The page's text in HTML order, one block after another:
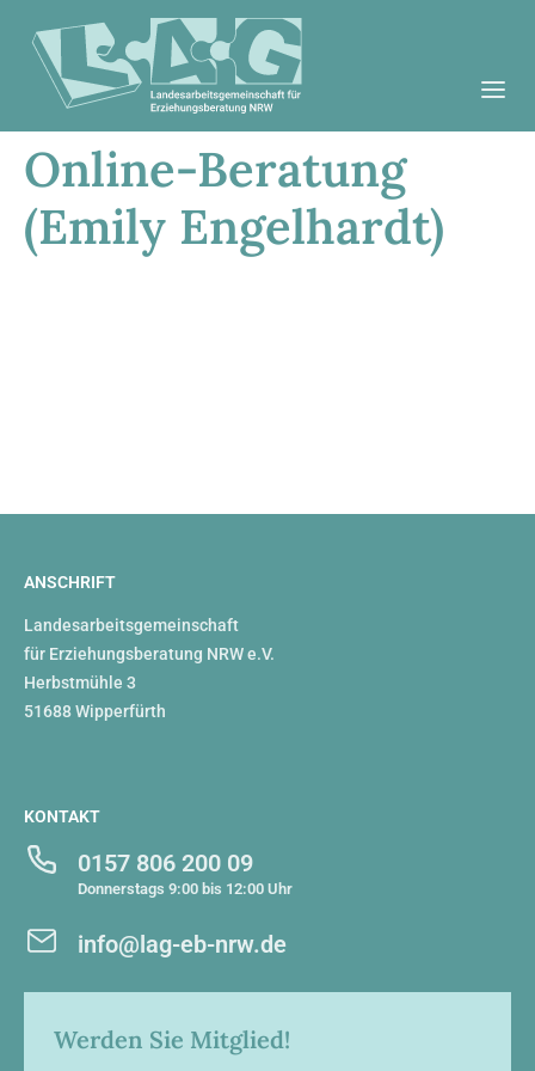
Online-Beratung
(Emily Engelhardt)
ANSCHRIFT
Landesarbeitsgemeinschaft
für Erziehungsberatung NRW e.V.
Herbstmühle 3
51688 Wipperfürth
KONTAKT
0157 806 200 09
Donnerstags 9:00 bis 12:00 Uhr
info@lag-eb-nrw.de
Werden Sie Mitglied!